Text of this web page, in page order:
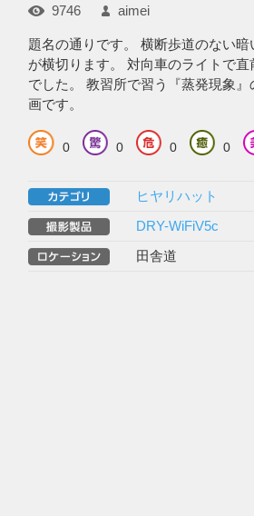
9746 aimei
題名の通りです。 横断歩道のない
が横切ります。 対向車のライトで
でした。 教習所で習う『蒸発現象
画です。
0 0 0 0
ヒヤリハット
DRY-WiFiV5c
田舎道